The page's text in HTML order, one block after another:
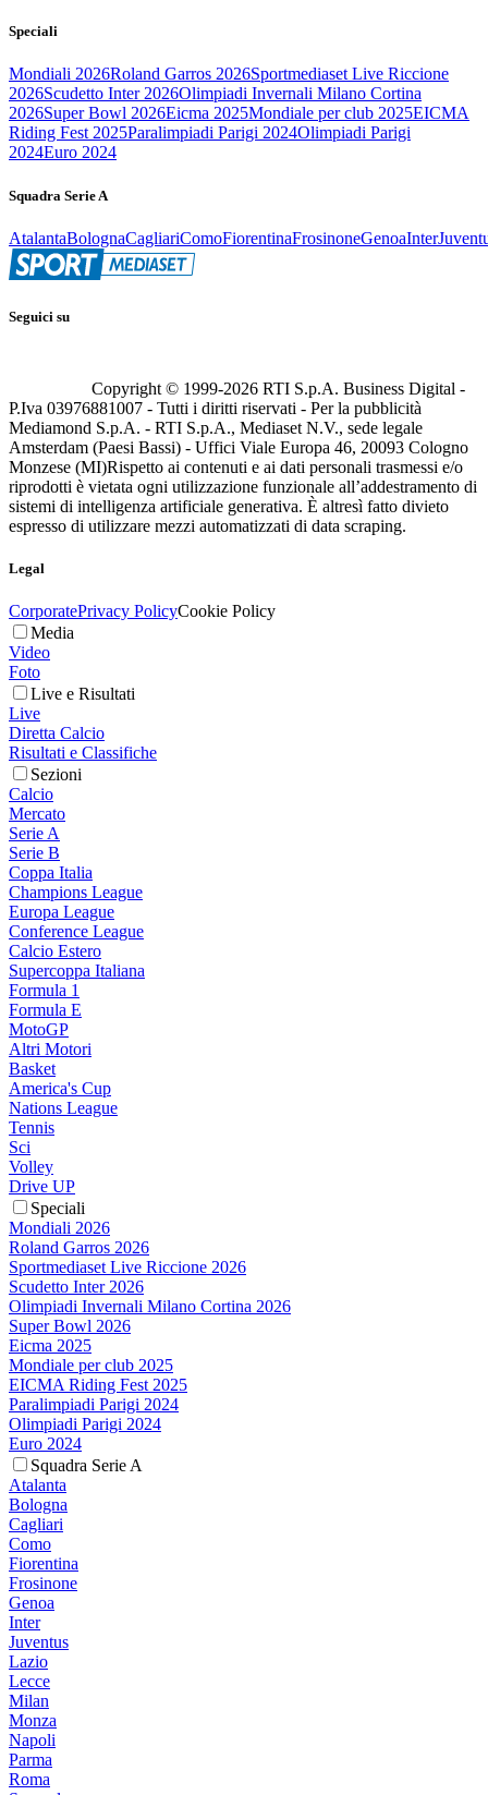
Speciali
Mondiali 2026Roland Garros 2026Sportmediaset Live Riccione
2026Scudetto Inter 2026Olimpiadi Invernali Milano Cortina
2026Super Bowl 2026Eicma 2025Mondiale per club 2025EICMA
Riding Fest 2025Paralimpiadi Parigi 2024Olimpiadi Parigi
2024Euro 2024
Squadra Serie A
AtalantaBolognaCagliariComoFiorentinaFrosinoneGenoaInter
Seguici su
Copyright © 1999-2026 RTI S.p.A. Business Digital -
P.Iva 03976881007 - Tutti i diritti riservati - Per la pubblicità
Mediamond S.p.A. - RTI S.p.A., Mediaset N.V., sede legale
Amsterdam (Paesi Bassi) - Uffici Viale Europa 46, 20093 Cologno
Monzese (MI)Rispetto ai contenuti e ai dati personali trasmessi e/o
riprodotti è vietata ogni utilizzazione funzionale all’addestramento di
sistemi di intelligenza artificiale generativa. È altresì fatto divieto
espresso di utilizzare mezzi automatizzati di data scraping.
Legal
CorporatePrivacy PolicyCookie Policy
Media
Video
Foto
Live e Risultati
Live
Diretta Calcio
Risultati e Classifiche
Sezioni
Calcio
Mercato
Serie A
Serie B
Coppa Italia
Champions League
Europa League
Conference League
Calcio Estero
Supercoppa Italiana
Formula 1
Formula E
MotoGP
Altri Motori
Basket
America's Cup
Nations League
Tennis
Sci
Volley
Drive UP
Speciali
Mondiali 2026
Roland Garros 2026
Sportmediaset Live Riccione 2026
Scudetto Inter 2026
Olimpiadi Invernali Milano Cortina 2026
Super Bowl 2026
Eicma 2025
Mondiale per club 2025
EICMA Riding Fest 2025
Paralimpiadi Parigi 2024
Olimpiadi Parigi 2024
Euro 2024
Squadra Serie A
Atalanta
Bologna
Cagliari
Como
Fiorentina
Frosinone
Genoa
Inter
Juventus
Lazio
Lecce
Milan
Monza
Napoli
Parma
Roma